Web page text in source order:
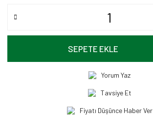
SEPETE EKLE
Yorum Yaz
Tavsiye Et
Fiyatı Düşünce Haber Ver